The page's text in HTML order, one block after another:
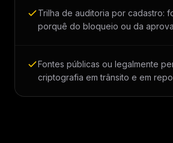
Trilha de auditoria por cadastro:
porquê do bloqueio ou da
Fontes públicas ou legalmente
criptografia em trânsito e em